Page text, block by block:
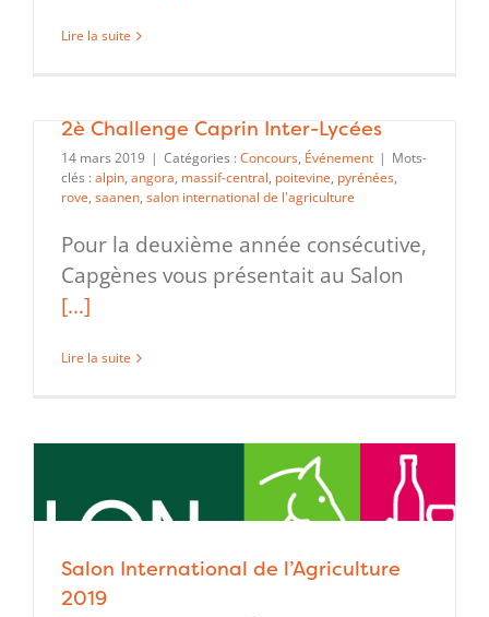
Lire la suite
2è Challenge Caprin Inter-Lycées
14 mars 2019 | Catégories : Concours, Événement | Mots-
clés : alpin, angora, massif-central, poitevine, pyrénées,
rove, saanen, salon international de l'agriculture
Pour la deuxième année consécutive,
Capgènes vous présentait au Salon
[...]
Lire la suite
Salon International de l’Agriculture
2019